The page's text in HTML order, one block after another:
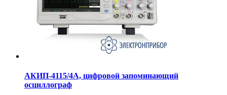
АКИП-4115/4А, цифровой запоминающий
осциллограф